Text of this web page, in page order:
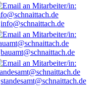
info@schnaittach.de
bauamt@schnaittach.de
standesamt@schnaittach.de